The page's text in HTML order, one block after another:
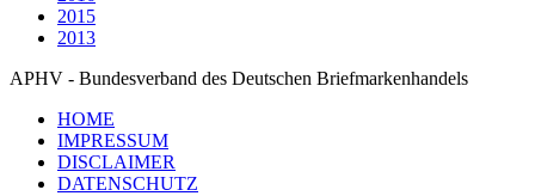
2015
2013
APHV - Bundesverband des Deutschen Briefmarkenhandels
HOME
IMPRESSUM
DISCLAIMER
DATENSCHUTZ